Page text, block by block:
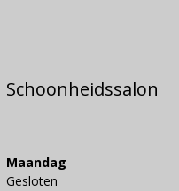
Schoonheidssalon
Maandag
Gesloten